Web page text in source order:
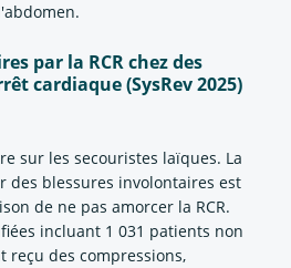
par la RCR chez des
cardiaque (SysRev 2025)
sur les secouristes laïques. La
des blessures involontaires est
de ne pas amorcer la RCR.
incluant 1 031 patients non
reçu des compressions,